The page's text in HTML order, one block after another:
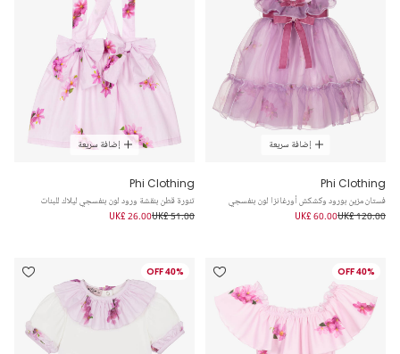
إضافة سريعة
Phi Clothing
فستان مزين بورود وكشكش أورغانزا لون بنفسجي
UK£ 120.00
UK£ 60.00
إضافة سريعة
Phi Clothing
تنورة قطن بنقشة ورود لون بنفسجي ليلاك للبنات
UK£ 51.00
UK£ 26.00
40% OFF
40% OFF